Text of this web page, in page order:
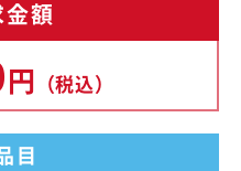
額
円 （税込）
目